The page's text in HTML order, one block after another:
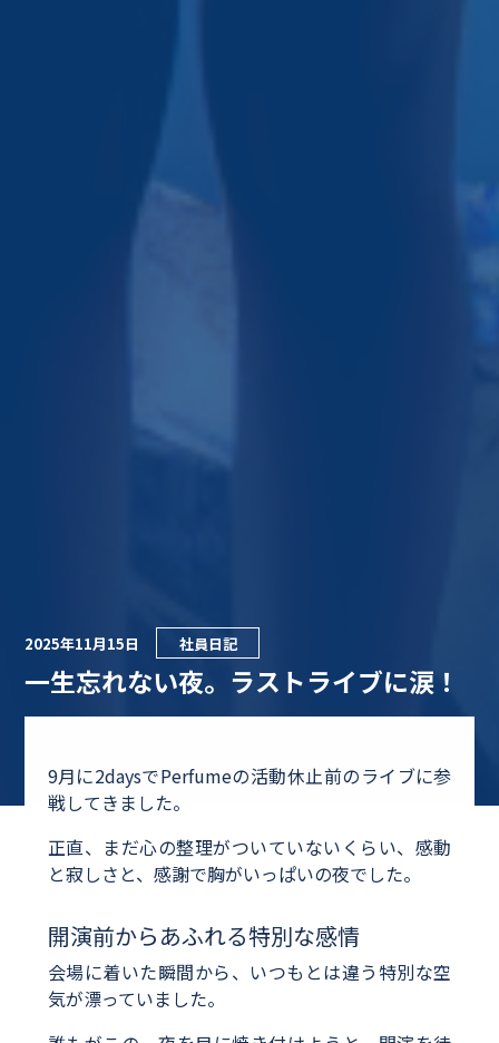
2025年11月15日 社員日記
一生忘れない夜。ラストライブに涙！
9月に2daysでPerfumeの活動休止前のライブに参
戦してきました。
正直、まだ心の整理がついていないくらい、感動
と寂しさと、感謝で胸がいっぱいの夜でした。
開演前からあふれる特別な感情
会場に着いた瞬間から、いつもとは違う特別な空
気が漂っていました。